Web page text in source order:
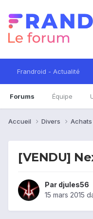
Frandroid - Actualité
Forums Équipe
Accueil Divers Achats
[VENDU]
Par djules56
15 mars 2015